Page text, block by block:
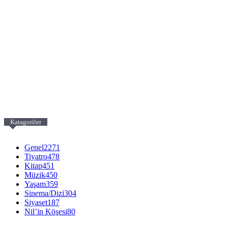
Katagoriler
Genel2271
Tiyatro478
Kitap451
Müzik450
Yaşam359
Sinema/Dizi304
Siyaset187
Nil’in Köşesi80